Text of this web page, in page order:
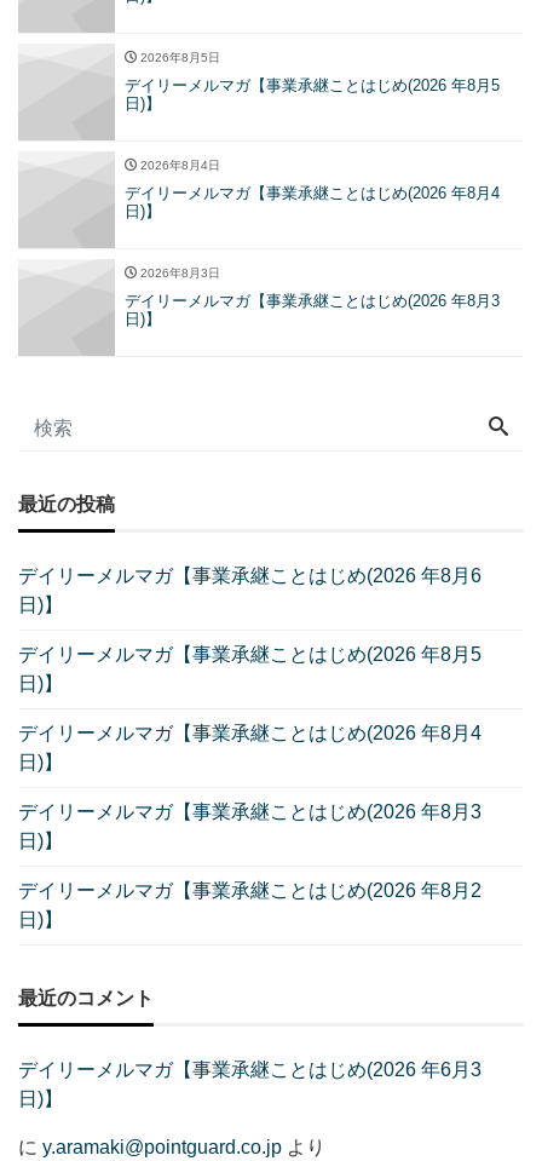
2026年8月5日
デイリーメルマガ【事業承継ことはじめ(2026 年8月5
日)】
2026年8月4日
デイリーメルマガ【事業承継ことはじめ(2026 年8月4
日)】
2026年8月3日
デイリーメルマガ【事業承継ことはじめ(2026 年8月3
日)】
最近の投稿
デイリーメルマガ【事業承継ことはじめ(2026 年8月6
日)】
デイリーメルマガ【事業承継ことはじめ(2026 年8月5
日)】
デイリーメルマガ【事業承継ことはじめ(2026 年8月4
日)】
デイリーメルマガ【事業承継ことはじめ(2026 年8月3
日)】
デイリーメルマガ【事業承継ことはじめ(2026 年8月2
日)】
最近のコメント
デイリーメルマガ【事業承継ことはじめ(2026 年6月3
日)】
に y.aramaki@pointguard.co.jp より